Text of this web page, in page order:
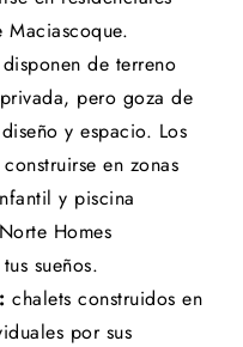
Maciascoque.
de terreno
pero goza de
y espacio. Los
en zonas
y piscina
Homes
sueños.
chalets construidos en
por sus